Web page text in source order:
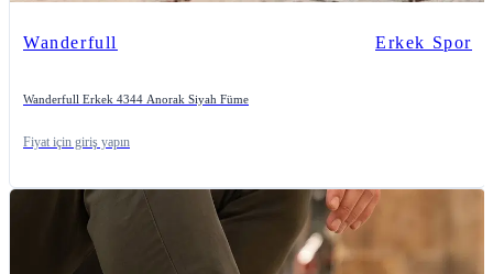
Wanderfull Erkek Spor
Wanderfull Erkek 4344 Anorak Siyah Füme
Fiyat için giriş yapın